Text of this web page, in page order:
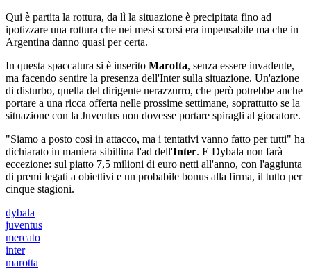
Qui è partita la rottura, da lì la situazione è precipitata fino ad
ipotizzare una rottura che nei mesi scorsi era impensabile ma che in
Argentina danno quasi per certa.
In questa spaccatura si è inserito Marotta, senza essere invadente,
ma facendo sentire la presenza dell'Inter sulla situazione. Un'azione
di disturbo, quella del dirigente nerazzurro, che però potrebbe anche
portare a una ricca offerta nelle prossime settimane, soprattutto se la
situazione con la Juventus non dovesse portare spiragli al giocatore.
"Siamo a posto così in attacco, ma i tentativi vanno fatto per tutti" ha
dichiarato in maniera sibillina l'ad dell'Inter. E Dybala non farà
eccezione: sul piatto 7,5 milioni di euro netti all'anno, con l'aggiunta
di premi legati a obiettivi e un probabile bonus alla firma, il tutto per
cinque stagioni.
dybala
juventus
mercato
inter
marotta